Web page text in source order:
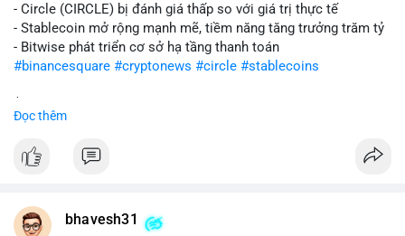
- Circle (CIRCLE) bị đánh giá thấp so với giá trị thực tế
- Stablecoin mở rộng mạnh mẽ, tiềm năng tăng trưởng trăm tỷ
- Bitwise phát triển cơ sở hạ tầng thanh toán
#binancesquare #cryptonews #circle #stablecoins
Đọc thêm
bhavesh31